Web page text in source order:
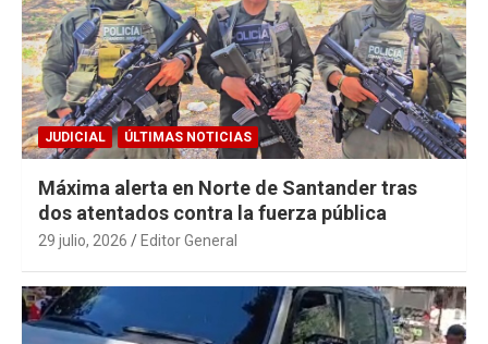
JUDICIAL ÚLTIMAS NOTICIAS
Máxima alerta en Norte de Santander tras
dos atentados contra la fuerza pública
29 julio, 2026 Editor General